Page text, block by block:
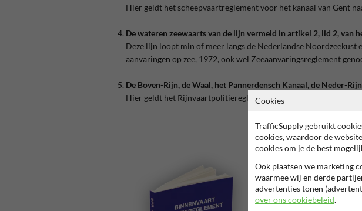
Hier geldt het scheepvaartreglement voor het kanaal van Gent
De wateren zeewaarts van de lijn vermeld in artikel 2, lid 2,
Deze lijn loopt min of meer langs de Nederlandse
aanvaringen op zee, 1972, ook wel Zeeaanvaringsreglement
De Boven-Rijn, de Waal, het Pannerdensch Kanaal, de Neder-
Hier geldt het Rijnvaartpolitiereglement.
Moet je het
Cookies
TrafficSupply gebruikt
cookies, waardoor de
cookies om je de best
Ook plaatsen we marketing
waarmee wij en derde
advertenties tonen
over ons cookiebeleid.